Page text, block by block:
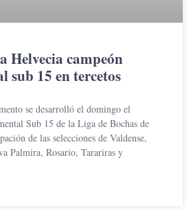
Helvecia campeón
sub 15 en tercetos
se desarrolló el domingo el
Sub 15 de la Liga de Bochas de
de las selecciones de Valdense,
Palmira, Rosario, Tarariras y